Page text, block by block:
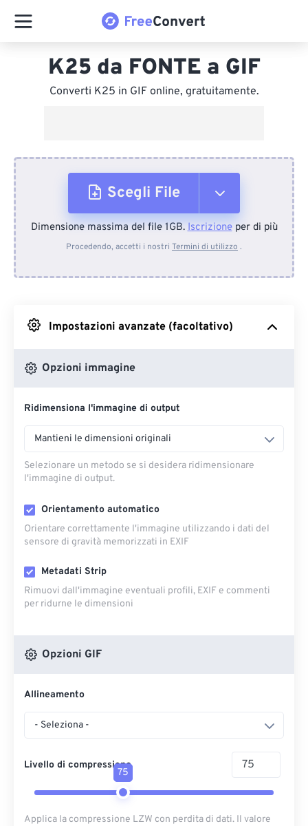
K25 da FONTE a GIF
Converti K25 in GIF online, gratuitamente.
Scegli File
Dal dispositivo
Da Google Drive
Dimensione massima del file 1GB.Iscrizioneper di più
Procedendo, accetti i nostri Termini di utilizzo .
Impostazioni avanzate (facoltativo)
Opzioni immagine
Ridimensiona l'immagine di output
Mantieni le dimensioni originali
Selezionare un metodo se si desidera ridimensionare
l'immagine di output.
Orientamento automatico
Orientare correttamente l'immagine utilizzando i dati del
sensore di gravità memorizzati in EXIF
Metadati Strip
Rimuovi dall'immagine eventuali profili, EXIF ​​e commenti
per ridurne le dimensioni
Opzioni GIF
Allineamento
- Seleziona -
Livello di compressione
75
Applica la compressione LZW con perdita di dati. Il valore